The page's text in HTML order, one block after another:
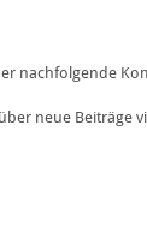
nachfolgende
neue Beiträge